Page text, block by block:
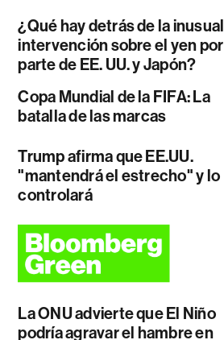
¿Qué hay detrás de la inusual
intervención sobre el yen por
parte de EE. UU. y Japón?
Copa Mundial de la FIFA: La
batalla de las marcas
Trump afirma que EE.UU.
"mantendrá el estrecho" y lo
controlará
La ONU advierte que El Niño
podría agravar el hambre en